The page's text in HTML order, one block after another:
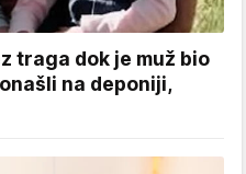
traga dok je muž bio
na deponiji,